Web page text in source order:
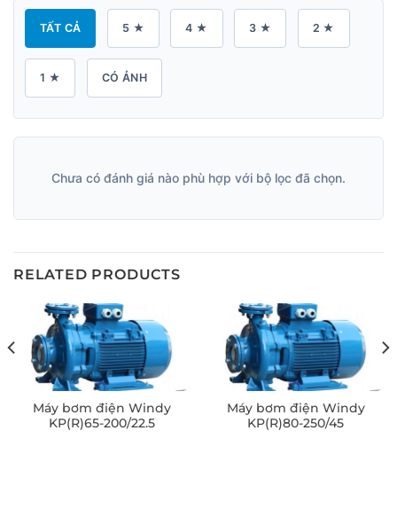
TẤT CẢ 5 ★ 4 ★ 3 ★ 2 ★
1 ★ CÓ ẢNH
Chưa có đánh giá nào phù hợp với bộ lọc đã chọn.
RELATED PRODUCTS
Máy bơm điện Windy
KP(R)65-200/22.5
Máy bơm điện Windy
KP(R)80-250/45